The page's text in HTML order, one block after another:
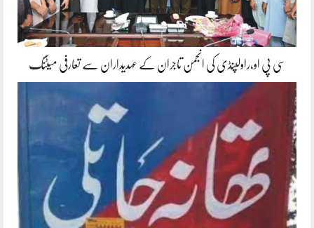
سی پی او،راولپنڈی کی انجمن تاجران کے عہدیداران سے تعارفی میٹنگ